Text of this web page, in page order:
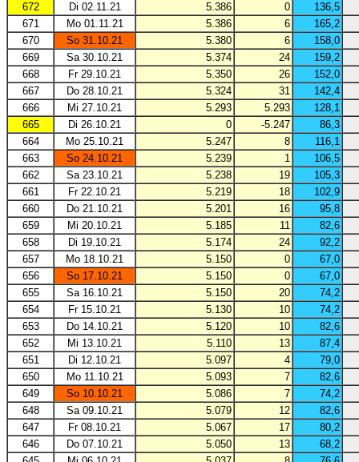
672
Di 02.11.21 5.386 0
136,5
671
Mo 01.11.21 5.386 6
165,2
670
So 31.10.21 5.380 6
158,0
669
Sa 30.10.21 5.374 24
159,2
668
Fr 29.10.21 5.350 26
152,0
667
Do 28.10.21 5.324 31
142,4
666
Mi 27.10.21 5.293 5.293
128,1
665
Di 26.10.21 0 -5.247
86,3
664
Mo 25.10.21 5.247 8
116,1
663
So 24.10.21 5.239 1
106,5
662
Sa 23.10.21 5.238 19
105,3
661
Fr 22.10.21 5.219 18
102,9
660
Do 21.10.21 5.201 16
95,8
659
Mi 20.10.21 5.185 11
82,6
658
Di 19.10.21 5.174 24
92,2
657
Mo 18.10.21 5.150 0
67,0
656
So 17.10.21 5.150 0
67,0
655
Sa 16.10.21 5.150 20
74,2
654
Fr 15.10.21 5.130 10
74,2
653
Do 14.10.21 5.120 10
82,6
652
Mi 13.10.21 5.110 13
87,4
651
Di 12.10.21 5.097 4
79,0
650
Mo 11.10.21 5.093 7
82,6
649
So 10.10.21 5.086 7
74,2
648
Sa 09.10.21 5.079 12
82,6
647
Fr 08.10.21 5.067 17
80,2
646
Do 07.10.21 5.050 13
68,2